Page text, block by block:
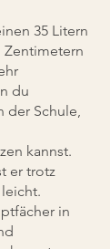
35 Litern
Zentimetern
du
der Schule,
kannst.
er trotz
in